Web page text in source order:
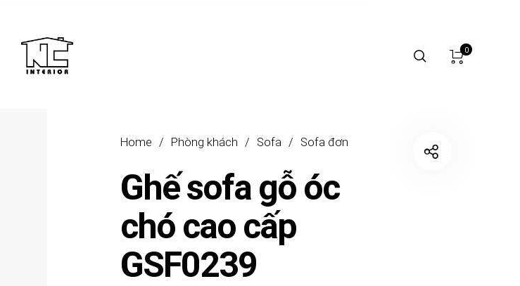
0
Home / Phòng khách / Sofa / Sofa đơn
Ghế sofa gỗ óc
chó cao cấp
GSF0239